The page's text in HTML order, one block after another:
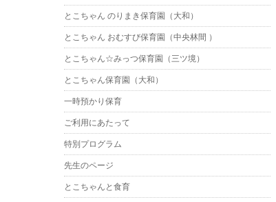
とこちゃん のりまき保育園（大和）
とこちゃん おむすび保育園（中央林間 ）
とこちゃん☆みっつ保育園（三ツ境）
とこちゃん保育園（大和）
一時預かり保育
ご利用にあたって
特別プログラム
先生のページ
とこちゃんと食育